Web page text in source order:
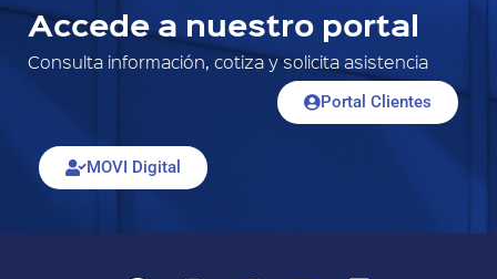
Accede a nuestro portal
Consulta información, cotiza y solicita asistencia
Portal Clientes
MOVI Digital